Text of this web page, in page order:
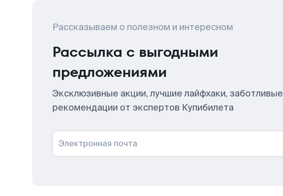
Рассказываем о полезном и интересном
Рассылка с выгодными
предложениями
Эксклюзивные акции, лучшие лайфхаки, заботливые
рекомендации от экспертов Купибилета
Электронная почта